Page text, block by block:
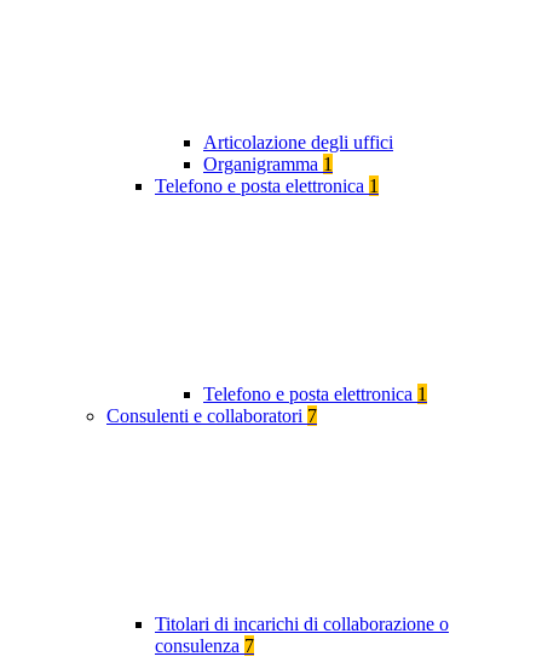
Articolazione degli uffici
Organigramma 1
Telefono e posta elettronica 1
Telefono e posta elettronica 1
Consulenti e collaboratori 7
Titolari di incarichi di collaborazione o
consulenza 7